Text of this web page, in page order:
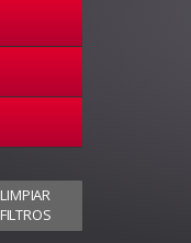
LIMPIAR
FILTROS